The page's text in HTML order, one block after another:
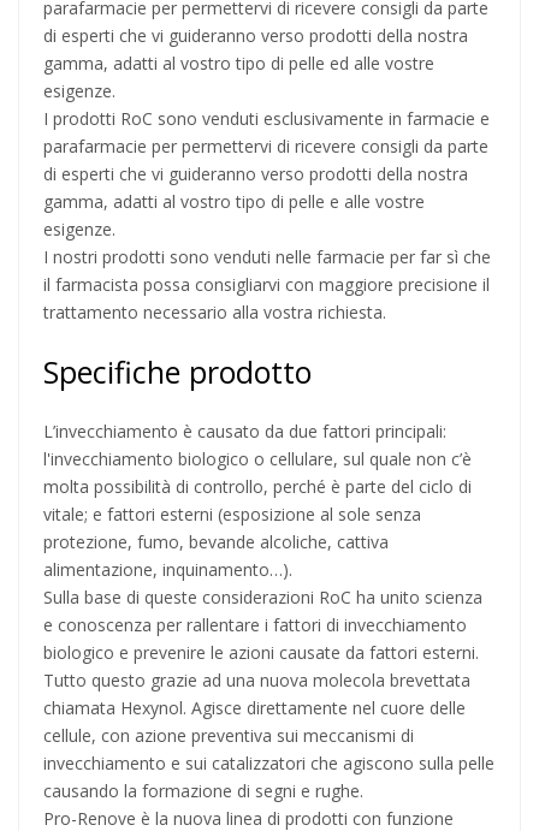
parafarmacie per permettervi di ricevere consigli da parte
di esperti che vi guideranno verso prodotti della nostra
gamma, adatti al vostro tipo di pelle ed alle vostre
esigenze.
I prodotti RoC sono venduti esclusivamente in farmacie e
parafarmacie per permettervi di ricevere consigli da parte
di esperti che vi guideranno verso prodotti della nostra
gamma, adatti al vostro tipo di pelle e alle vostre
esigenze.
I nostri prodotti sono venduti nelle farmacie per far sì che
il farmacista possa consigliarvi con maggiore precisione il
trattamento necessario alla vostra richiesta.
Specifiche prodotto
L’invecchiamento è causato da due fattori principali:
l'invecchiamento biologico o cellulare, sul quale non c’è
molta possibilità di controllo, perché è parte del ciclo di
vitale; e fattori esterni (esposizione al sole senza
protezione, fumo, bevande alcoliche, cattiva
alimentazione, inquinamento…).
Sulla base di queste considerazioni RoC ha unito scienza
e conoscenza per rallentare i fattori di invecchiamento
biologico e prevenire le azioni causate da fattori esterni.
Tutto questo grazie ad una nuova molecola brevettata
chiamata Hexynol. Agisce direttamente nel cuore delle
cellule, con azione preventiva sui meccanismi di
invecchiamento e sui catalizzatori che agiscono sulla pelle
causando la formazione di segni e rughe.
Pro-Renove è la nuova linea di prodotti con funzione